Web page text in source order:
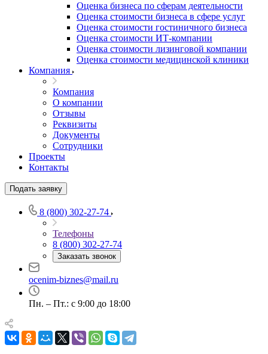
Оценка бизнеса по сферам деятельности
Оценка стоимости бизнеса в сфере услуг
Оценка стоимости гостиничного бизнеса
Оценка стоимости ИТ-компании
Оценка стоимости лизинговой компании
Оценка стоимости медицинской клиники
Компания
Компания
О компании
Отзывы
Реквизиты
Документы
Сотрудники
Проекты
Контакты
Подать заявку
8 (800) 302-27-74
Телефоны
8 (800) 302-27-74
Заказать звонок
ocenim-biznes@mail.ru
Пн. – Пт.: с 9:00 до 18:00
Выберите ваш город
Например: Кодинск
Абдулино
Абинск